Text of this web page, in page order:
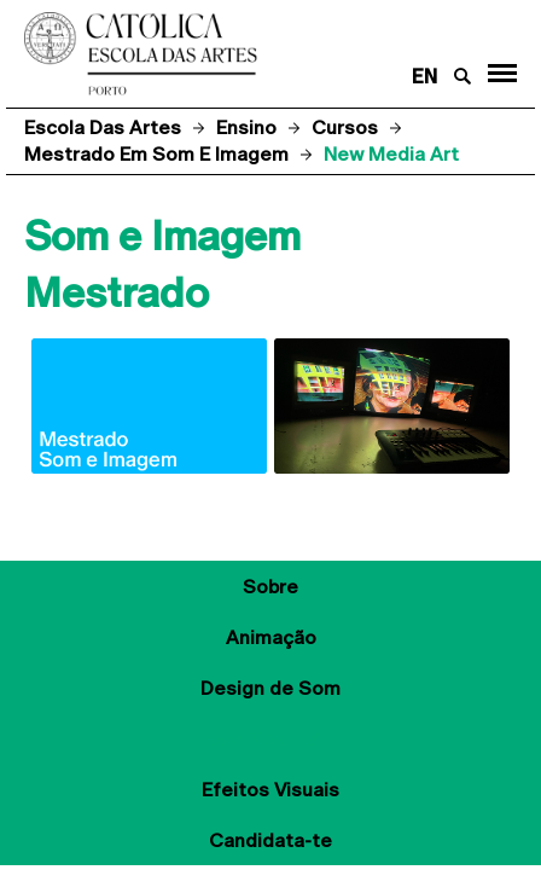
EN
Escola Das Artes Ensino
Cursos
Mestrado Em Som E Imagem
New Media Art
Som e Imagem
Mestrado
Sobre
Animação
Design de Som
Efeitos Visuais
Candidata-te